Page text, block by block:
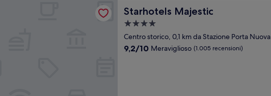
Starhotels Majestic
Starhotels Majestic
Struttura
a
4.0
Centro storico, 0,1 km da Stazione Porta Nuova
9.2
9,2/10 Meraviglioso (1.005 recensioni)